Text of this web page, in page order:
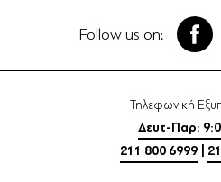
Follow us on:
Τηλεφωνική
Δευτ-Παρ:
211 800 6999